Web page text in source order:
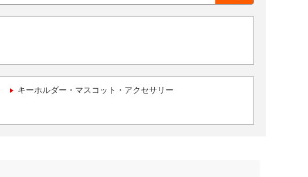
キーホルダー・マスコット・アクセサリー